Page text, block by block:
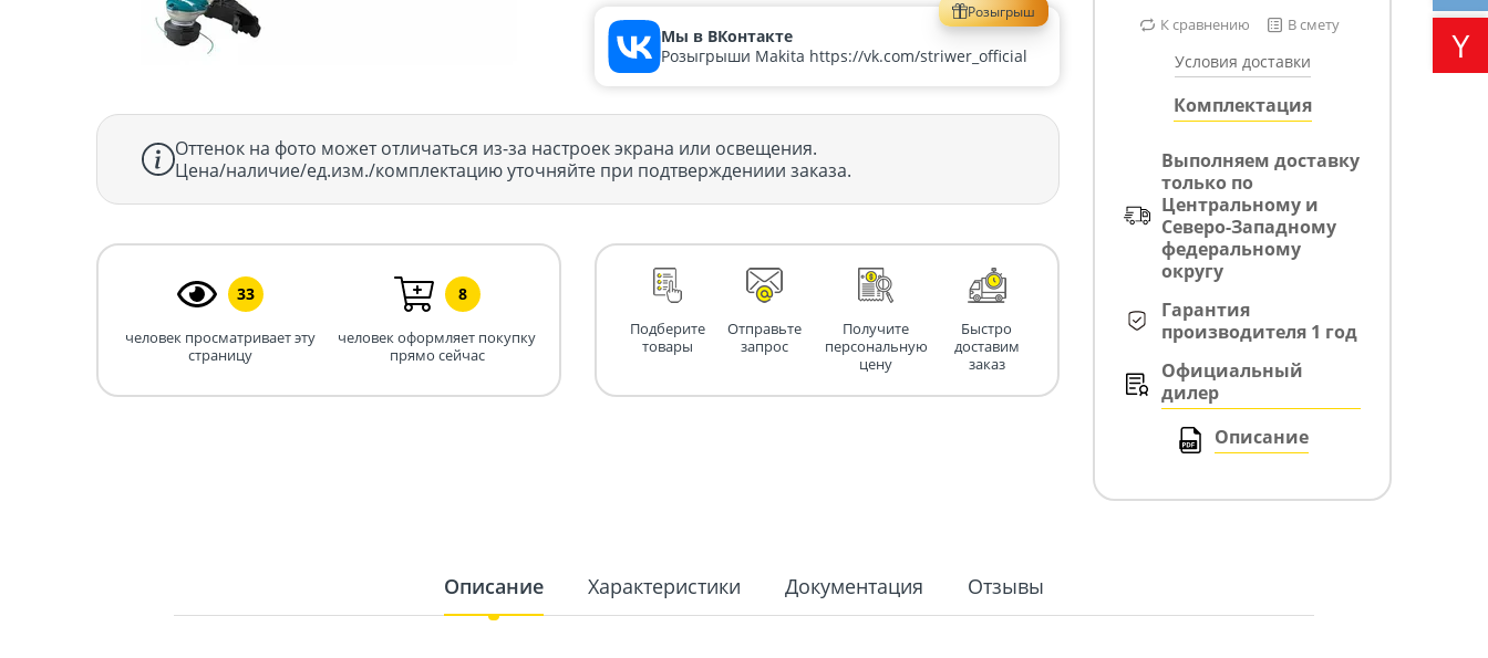
Розыгрыш
Мы в ВКонтакте
Розыгрыши Makita https://vk.com/striwer_official
Оттенок на фото может отличаться из-за настроек экрана или освещения.
Цена/наличие/ед.изм./комплектацию уточняйте при подтверждениии заказа.
33
человек просматривает эту
страницу
8
человек оформляет покупку
прямо сейчас
Подберите
товары
Отправьте
запрос
Получите
персональную
цену
Быстро
доставим
заказ
К сравнению В смету
Условия доставки
Комплектация
Выполняем доставку
только по
Центральному и
Северо-Западному
федеральному
округу
Гарантия
производителя 1 год
Официальный
дилер
Описание
Описание Характеристики Документация Отзывы